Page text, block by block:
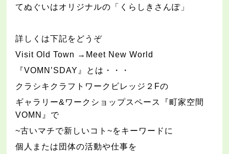
てぬぐいはオリジナルの「くらしきさんぽ」
詳しくは下記をどうぞ
Visit Old Town →Meet New World
『VOMN’SDAY 』とは・・・
クラシキクラフトワークビレッジ２ Fの
ギャラリー& ワークショップスペース『町家空間
VOMN 』で
~古いマチで新しいコト~をキーワードに
個人または団体の活動や仕事を